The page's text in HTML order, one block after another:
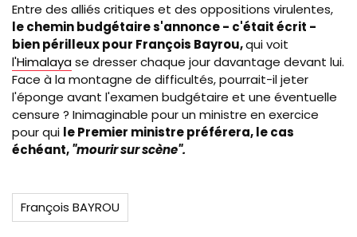
Entre des alliés critiques et des oppositions virulentes,
le chemin budgétaire s'annonce - c'était écrit -
bien périlleux pour François Bayrou,qui voit
l'Himalayase dresser chaque jour davantage devant lui.
Face à la montagne de difficultés, pourrait-il jeter
l'éponge avant l'examen budgétaire et une éventuelle
censure ? Inimaginable pour un ministre en exercice
pour qui le Premier ministre préférera, le cas
échéant,"mourir sur scène".
François BAYROU